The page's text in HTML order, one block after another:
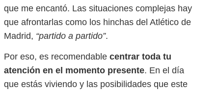
que me encantó. Las situaciones complejas hay
que afrontarlas como los hinchas del Atlético de
Madrid, “partido a partido”.
Por eso, es recomendable centrar toda tu
atención en el momento presente. En el día
que estás viviendo y las posibilidades que este